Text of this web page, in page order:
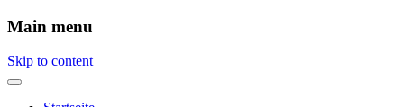
Main menu
Skip to content